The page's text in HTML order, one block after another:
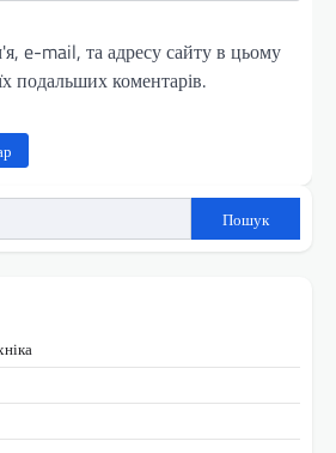
e-mail, та адресу сайту в цьому
подальших коментарів.
Пошук